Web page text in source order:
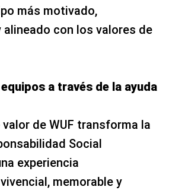
más motivado,
con los valores de
a través de la ayuda
de WUF transforma la
Social
experiencia
memorable y